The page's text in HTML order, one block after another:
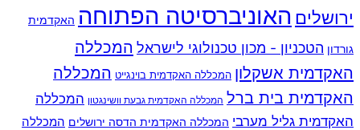
ירושלים האוניברסיטה הפתוחה האקדמית
גורדון הטכניון - מכון טכנולוגי לישראל המכללה
האקדמית אשקלון המכללה האקדמית בוינגייט המכללה
האקדמית בית ברל המכללה האקדמית גבעת וושינגטון המכללה
האקדמית גליל מערבי המכללה האקדמית הדסה ירושלים המכללה